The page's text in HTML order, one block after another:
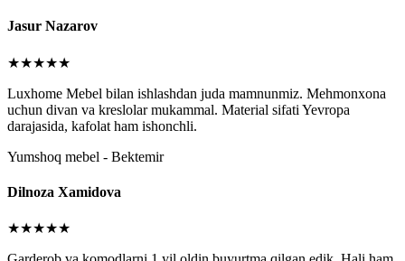
Jasur Nazarov
★★★★★
Luxhome Mebel bilan ishlashdan juda mamnunmiz. Mehmonxona
uchun divan va kreslolar mukammal. Material sifati Yevropa
darajasida, kafolat ham ishonchli.
Yumshoq mebel - Bektemir
Dilnoza Xamidova
★★★★★